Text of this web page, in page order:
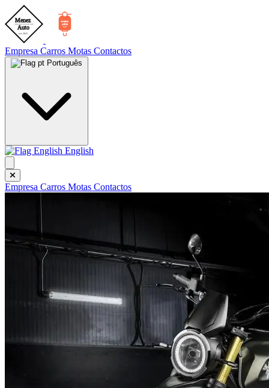
Empresa Carros Motas Contactos
Português
English
Empresa Carros Motas Contactos